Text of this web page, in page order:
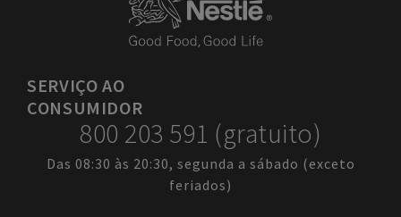
SERVIÇOAO
CONSUMIDOR
800 203 591 (gratuito)
Das 08:30 às 20:30, segunda a sábado (exceto
feriados)